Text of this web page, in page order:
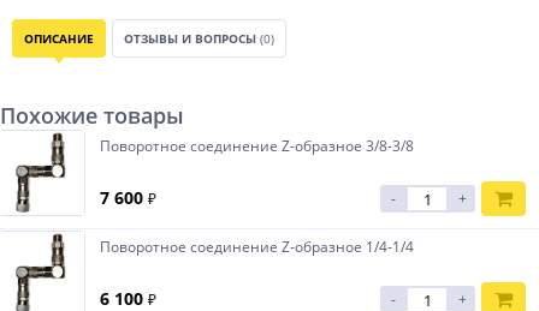
ОПИСАНИЕ ОТЗЫВЫ И ВОПРОСЫ (0)
Похожие товары
Поворотное соединение Z-образное 3/8-3/8
7 600 ₽ - +
Поворотное соединение Z-образное 1/4-1/4
6 100 ₽ - +